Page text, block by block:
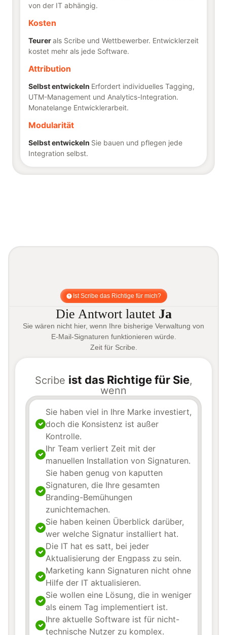
von der IT abhängig.
Kosten
Teurerals Scribe und Wettbewerber. Entwicklerzeit
kostet mehr als jede Software.
Attribution
Selbst entwickeln Erfordert individuelles Tagging,
UTM-Management und Analytics-Integration.
Monatelange Entwicklerarbeit.
Modularität
Selbst entwickeln Sie bauen und pflegen jede
Integration selbst.
Ist Scribe das Richtige für mich?
Die Antwort lautet Ja
Sie wären nicht hier, wenn Ihre bisherige Verwaltung von
E-Mail-Signaturen funktionieren würde.
Zeit für Scribe.
Scribe ist das Richtige für Sie,
wenn
Sie haben viel in Ihre Marke investiert,
doch die Konsistenz ist außer
Kontrolle.
Ihr Team verliert Zeit mit der
manuellen Installation von Signaturen.
Sie haben genug von kaputten
Signaturen, die Ihre gesamten
Branding-Bemühungen
zunichtemachen.
Sie haben keinen Überblick darüber,
wer welche Signatur installiert hat.
Die IT hat es satt, bei jeder
Aktualisierung der Engpass zu sein.
Marketing kann Signaturen nicht ohne
Hilfe der IT aktualisieren.
Sie wollen eine Lösung, die in weniger
als einem Tag implementiert ist.
Ihre aktuelle Software ist für nicht-
technische Nutzer zu komplex.